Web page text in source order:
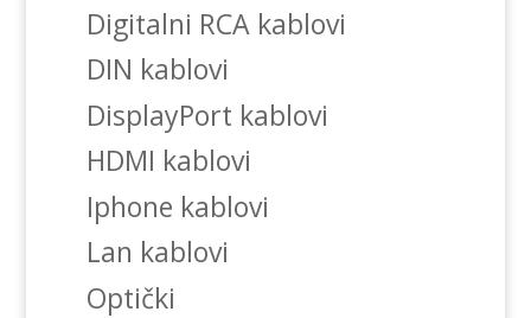
Digitalni RCA kablovi
DIN kablovi
DisplayPort kablovi
HDMI kablovi
Iphone kablovi
Lan kablovi
Optički